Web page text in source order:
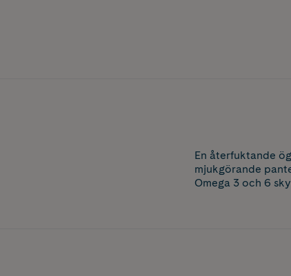
En återfuktande
mjukgörande
Omega 3 och 6